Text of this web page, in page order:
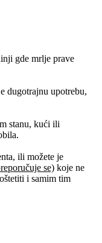
gde mrlje prave
dugotrajnu upotrebu,
stanu, kući ili
ili možete je
se) koje ne
i samim tim